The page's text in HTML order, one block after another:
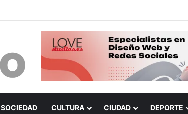
SOCIEDAD CULTURA CIUDAD DEPORTE